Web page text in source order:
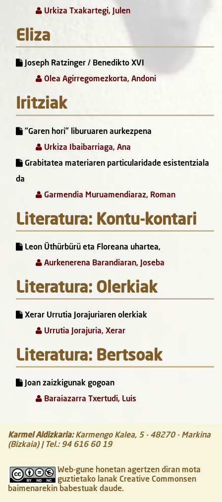
Urkiza Txakartegi, Julen
Eliza
Joseph Ratzinger / Benedikto XVI
Olea Agirregomezkorta, Andoni
Iritziak
“Garen hori” liburuaren aurkezpena
Urkiza Ibaibarriaga, Ana
Grabitatea materiaren particularidade esistentziala
da
Garmendia Muruamendiaraz, Roman
Literatura: Kontu-kontari
Leon Üthürbürü eta Floreana uhartea,
Aurkenerena Barandiaran, Joseba
Literatura: Olerkiak
Xerar Urrutia Jorajuriaren olerkiak
Urrutia Jorajuria, Xerar
Literatura: Bertsoak
Joan zaizkigunak gogoan
Baraiazarra Txertudi, Luis
Karmel Aldizkaria: Karmengo Kalea, 5 - 48270- Markina
(Bizkaia)| Tel.: 94 616 60 19
Web-gune honetan agertzen diran mota
guztietako lanak Creative Commonsen
baimenarekin babestuak daude.